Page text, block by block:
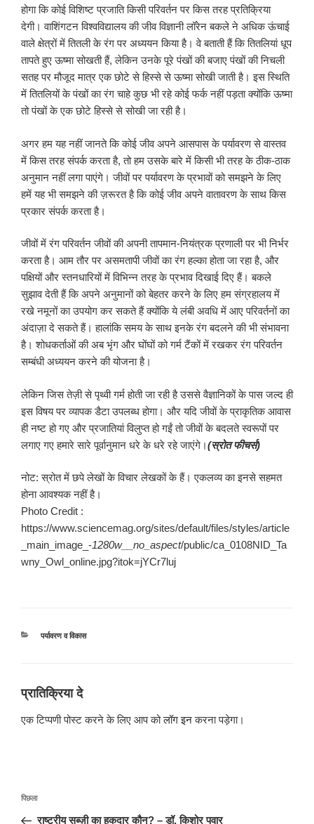
होगा कि कोई विशिष्ट प्रजाति किसी परिवर्तन पर किस तरह प्रतिक्रिया
देगी। वाशिंगटन विश्वविद्यालय की जीव विज्ञानी लॉरेन बकले ने अधिक ऊंचाई
वाले क्षेत्रों में तितली के रंग पर अध्ययन किया है। वे बताती हैं कि तितलियां धूप
तापते हुए ऊष्मा सोखती हैं, लेकिन उनके पूरे पंखों की बजाए पंखों की निचली
सतह पर मौजूद मात्र एक छोटे से हिस्से से ऊष्मा सोखी जाती है। इस स्थिति
में तितलियों के पंखों का रंग चाहे कुछ भी रहे कोई फर्क नहीं पड़ता क्योंकि ऊष्मा
तो पंखों के एक छोटे हिस्से से सोखी जा रही है।
अगर हम यह नहीं जानते कि कोई जीव अपने आसपास के पर्यावरण से वास्तव
में किस तरह संपर्क करता है, तो हम उसके बारे में किसी भी तरह के ठीक-ठाक
अनुमान नहीं लगा पाएंगे। जीवों पर पर्यावरण के प्रभावों को समझने के लिए
हमें यह भी समझने की ज़रूरत है कि कोई जीव अपने वातावरण के साथ किस
प्रकार संपर्क करता है।
जीवों में रंग परिवर्तन जीवों की अपनी तापमान-नियंत्रक प्रणाली पर भी निर्भर
करता है। आम तौर पर असमतापी जीवों का रंग हल्का होता जा रहा है, और
पक्षियों और स्तनधारियों में विभिन्न तरह के प्रभाव दिखाई दिए हैं। बकले
सुझाव देती हैं कि अपने अनुमानों को बेहतर करने के लिए हम संग्रहालय में
रखे नमूनों का उपयोग कर सकते हैं क्योंकि ये लंबी अवधि में आए परिवर्तनों का
अंदाज़ा दे सकते हैं। हालांकि समय के साथ इनके रंग बदलने की भी संभावना
है। शोधकर्ताओं की अब भृंग और घोंघों को गर्म टैंकों में रखकर रंग परिवर्तन
सम्बंधी अध्ययन करने की योजना है।
लेकिन जिस तेज़ी से पृथ्वी गर्म होती जा रही है उससे वैज्ञानिकों के पास जल्द ही
इस विषय पर व्यापक डैटा उपलब्ध होगा। और यदि जीवों के प्राकृतिक आवास
ही नष्ट हो गए और प्रजातियां विलुप्त हो गईं तो जीवों के बदलते स्वरूपों पर
लगाए गए हमारे सारे पूर्वानुमान धरे के धरे रहे जाएंगे।(स्रोत फीचर्स)
नोट: स्रोत में छपे लेखों के विचार लेखकों के हैं। एकलव्य का इनसे सहमत
होना आवश्यक नहीं है।
Photo Credit :
https://www.sciencemag.org/sites/default/files/styles/article
_main_image_-1280w__no_aspect/public/ca_0108NID_Ta
wny_Owl_online.jpg?itok=jYCr7luj
श्रेणियाँ
पर्यावरण व विकास
प्रातिक्रिया दे
एक टिप्पणी पोस्ट करने के लिए आप कोलॉग इनकरना पड़ेगा।
पोस्ट
नेविगेशन
पिछला
पोस्ट:
पिछला
राष्ट्रीय सब्ज़ी का हकदार कौन? – डॉ. किशोर पवार